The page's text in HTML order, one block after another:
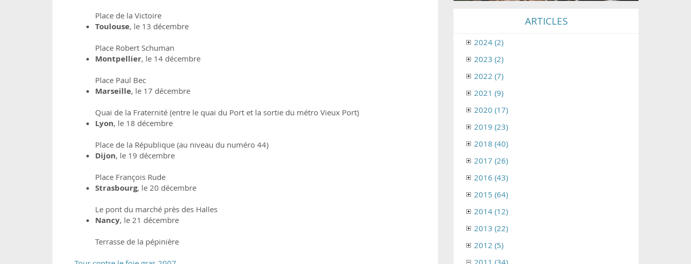
Place de la Victoire
Toulouse, le 13 décembre
Place Robert Schuman
Montpellier, le 14 décembre
Place Paul Bec
Marseille, le 17 décembre
Quai de la Fraternité (entre le quai du Port et la sortie du métro Vieux Port)
Lyon, le 18 décembre
Place de la République (au niveau du numéro 44)
Dijon, le 19 décembre
Place François Rude
Strasbourg, le 20 décembre
Le pont du marché près des Halles
Nancy, le 21 décembre
Terrasse de la pépinière
ARTICLES
2024 (2)
2023 (2)
2022 (7)
2021 (9)
2020 (17)
2019 (23)
2018 (40)
2017 (26)
2016 (43)
2015 (64)
2014 (12)
2013 (22)
2012 (5)
2011 (34)